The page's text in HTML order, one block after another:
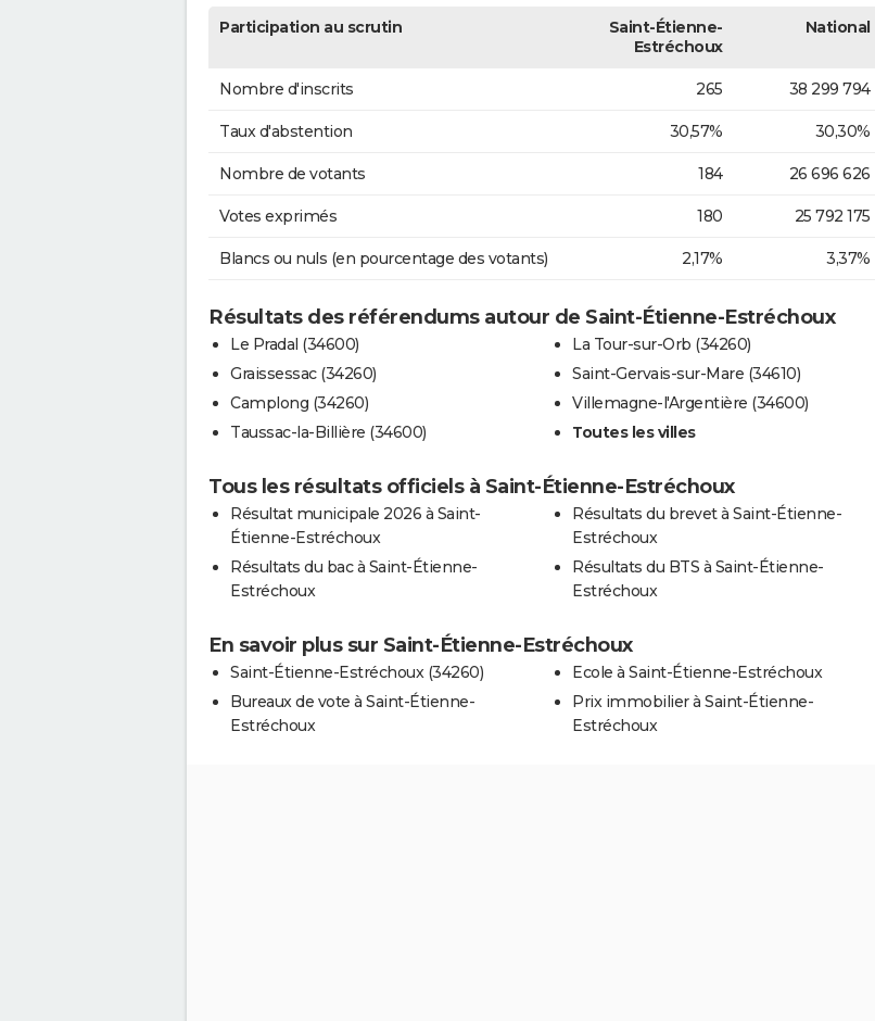
Participation au scrutin
Saint-Étienne-
Estréchoux
National
Nombre d'inscrits 265 38 299 794
Taux d'abstention 30,57% 30,30%
Nombre de votants 184 26 696 626
Votes exprimés 180 25 792 175
Blancs ou nuls (en pourcentage des votants) 2,17% 3,37%
Résultats des référendums autour de Saint-Étienne-Estréchoux
Le Pradal (34600)
Graissessac (34260)
Camplong (34260)
Taussac-la-Billière (34600)
La Tour-sur-Orb (34260)
Saint-Gervais-sur-Mare (34610)
Villemagne-l'Argentière (34600)
Toutes les villes
Tous les résultats officiels à Saint-Étienne-Estréchoux
Résultat municipale 2026 à Saint-
Étienne-Estréchoux
Résultats du bac à Saint-Étienne-
Estréchoux
Résultats du brevet à Saint-Étienne-
Estréchoux
Résultats du BTS à Saint-Étienne-
Estréchoux
En savoir plus sur Saint-Étienne-Estréchoux
Saint-Étienne-Estréchoux (34260)
Bureaux de vote à Saint-Étienne-
Estréchoux
Ecole à Saint-Étienne-Estréchoux
Prix immobilier à Saint-Étienne-
Estréchoux